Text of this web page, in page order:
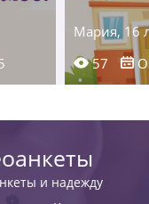
Мария, 16
57
и надежду